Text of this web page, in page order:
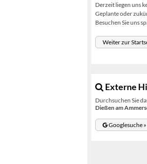
Derzeit liegen uns
Geplante oder
Besuchen Sie uns
Weiter zur
Externe
Durchsuchen Sie
Dießen am
Googlesuche »